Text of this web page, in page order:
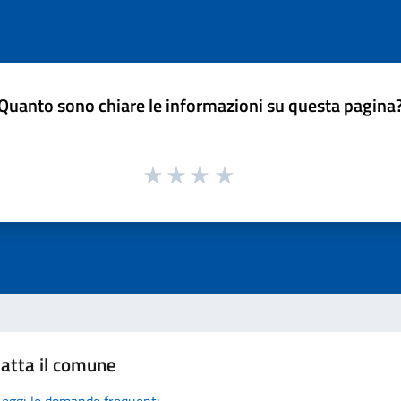
sono chiare le informazioni su questa
il comune